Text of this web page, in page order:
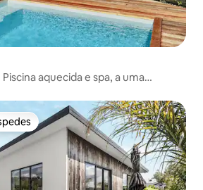
aquecida e spa, a uma
dos hóspedes